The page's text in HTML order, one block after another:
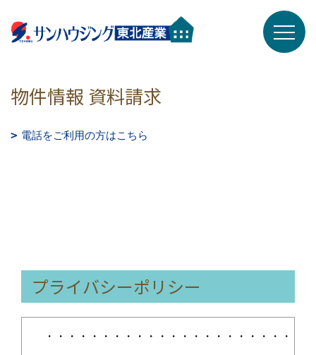
物件情報 資料請求
電話をご利用の方はこちら
プライバシーポリシー
・・・・・・・・・・・・・・・・・・・・・・・